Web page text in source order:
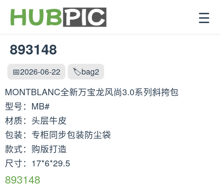
☰
893148
📅2026-06-22 🏷️bag2
MONTBLANC全新万宝龙风尚3.0系列斜挎包
型号：MB#
材质：头层牛皮
包装：专柜同步包装防尘袋
款式：购版打造
尺寸：17*6*29.5
893148